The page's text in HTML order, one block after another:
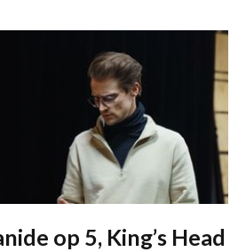
op 5, King’s Head